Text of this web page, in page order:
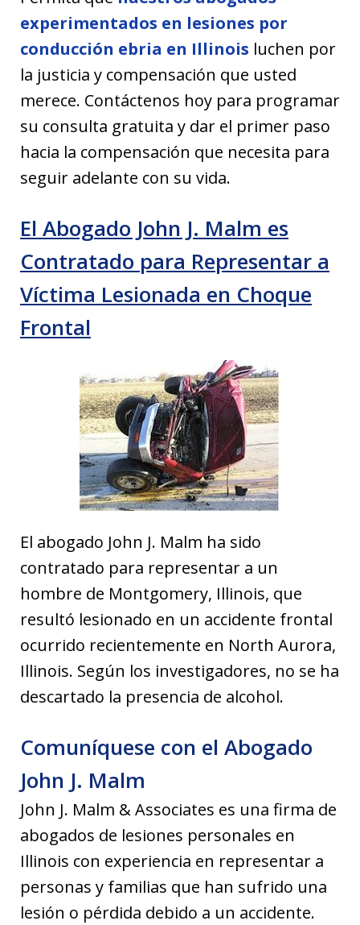
experimentados en lesiones por
conducción ebria en Illinois luchen por
la justicia y compensación que usted
merece. Contáctenos hoy para programar
su consulta gratuita y dar el primer paso
hacia la compensación que necesita para
seguir adelante con su vida.
El Abogado John J. Malm es
Contratado para Representar a
Víctima Lesionada en Choque
Frontal
El abogado John J. Malm ha sido
contratado para representar a un
hombre de Montgomery, Illinois, que
resultó lesionado en un accidente frontal
ocurrido recientemente en North Aurora,
Illinois. Según los investigadores, no se ha
descartado la presencia de alcohol.
Comuníquese con el Abogado
John J. Malm
John J. Malm & Associates es una firma de
abogados de lesiones personales en
Illinois con experiencia en representar a
personas y familias que han sufrido una
lesión o pérdida debido a un accidente.